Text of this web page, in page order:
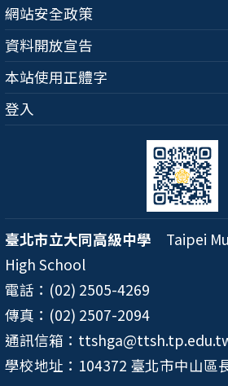
網站安全政策
資料開放宣告
本站使用正體字
登入
臺北市立大同高級中學 Taipei
High School
電話：(02) 2505-4269
傳真：(02) 2507-2094
通訊信箱：
學校地址：104372 臺北市中山區